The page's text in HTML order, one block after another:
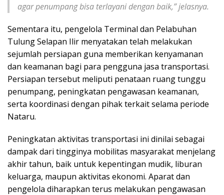
agar penumpang bisa terlayani dengan baik,” jelasnya.
Sementara itu, pengelola Terminal dan Pelabuhan
Tulung Selapan Ilir menyatakan telah melakukan
sejumlah persiapan guna memberikan kenyamanan
dan keamanan bagi para pengguna jasa transportasi.
Persiapan tersebut meliputi penataan ruang tunggu
penumpang, peningkatan pengawasan keamanan,
serta koordinasi dengan pihak terkait selama periode
Nataru.
Peningkatan aktivitas transportasi ini dinilai sebagai
dampak dari tingginya mobilitas masyarakat menjelang
akhir tahun, baik untuk kepentingan mudik, liburan
keluarga, maupun aktivitas ekonomi. Aparat dan
pengelola diharapkan terus melakukan pengawasan